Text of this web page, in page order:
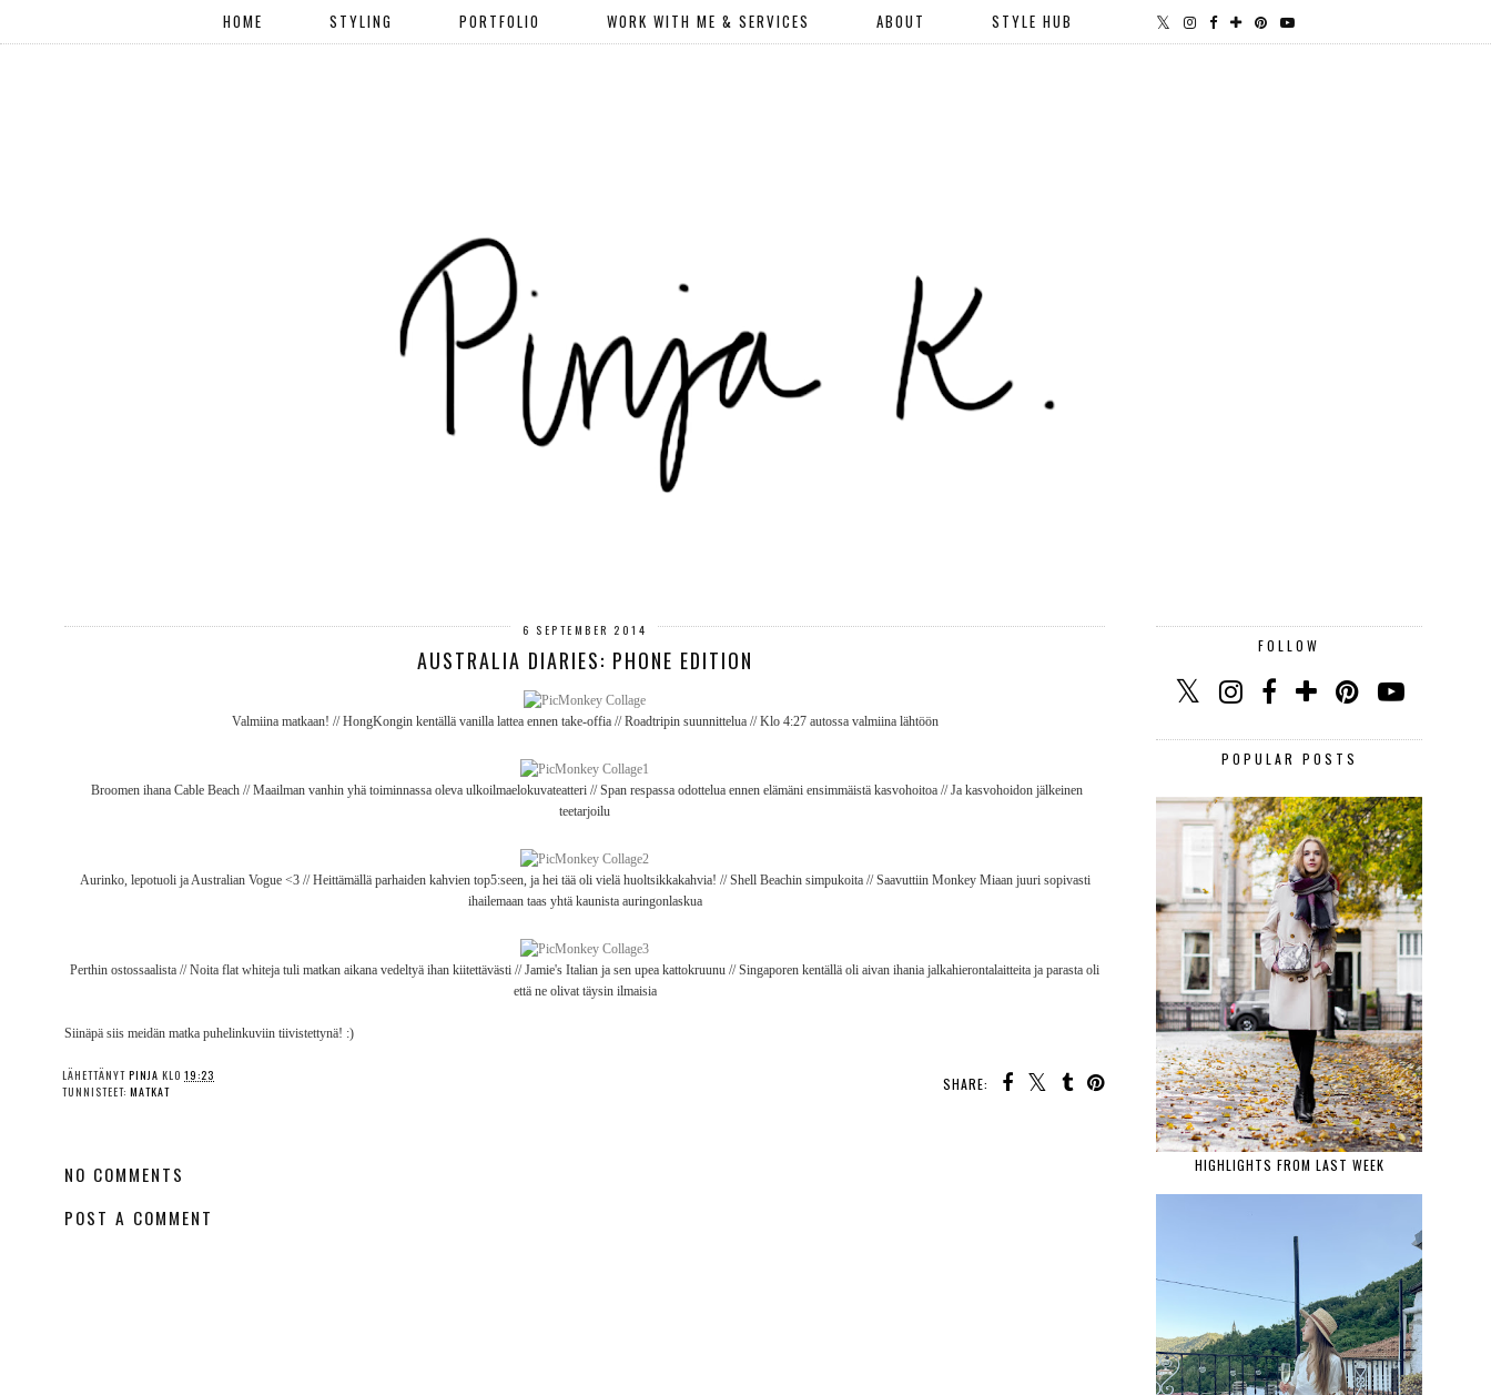
HOME STYLING PORTFOLIO WORK WITH ME & SERVICES ABOUT STYLE HUB
6 SEPTEMBER 2014
AUSTRALIA DIARIES: PHONE EDITION
Valmiina matkaan! // HongKongin kentällä vanilla lattea ennen take-offia // Roadtripin suunnittelua // Klo 4:27 autossa valmiina lähtöön
Broomen ihana Cable Beach // Maailman vanhin yhä toiminnassa oleva ulkoilmaelokuvateatteri // Span respassa odottelua ennen elämäni ensimmäistä kasvohoitoa // Ja kasvohoidon jälkeinen
teetarjoilu
Aurinko, lepotuoli ja Australian Vogue <3 // Heittämällä parhaiden kahvien top5:seen, ja hei tää oli vielä huoltsikkakahvia! // Shell Beachin simpukoita // Saavuttiin Monkey Miaan juuri sopivasti
ihailemaan taas yhtä kaunista auringonlaskua
Perthin ostossaalista // Noita flat whiteja tuli matkan aikana vedeltyä ihan kiitettävästi // Jamie's Italian ja sen upea kattokruunu // Singaporen kentällä oli aivan ihania jalkahierontalaitteita ja parasta oli
että ne olivat täysin ilmaisia
Siinäpä siis meidän matka puhelinkuviin tiivistettynä! :)
SHARE:
LÄHETTÄNYT PINJA KLO 19:23
TUNNISTEET: MATKAT
NO COMMENTS
POST A COMMENT
FOLLOW
POPULAR POSTS
HIGHLIGHTS FROM LAST WEEK